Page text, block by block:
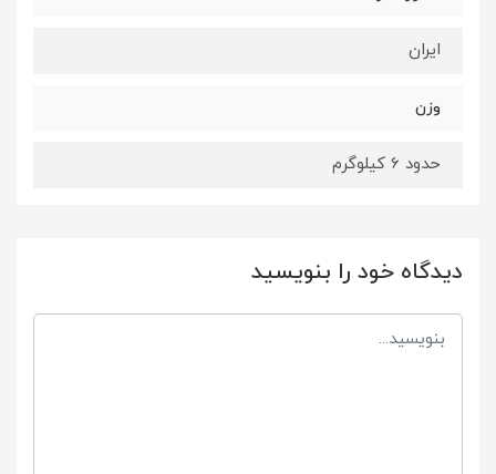
ایران
وزن
حدود 6 کیلوگرم
دیدگاه خود را بنویسید